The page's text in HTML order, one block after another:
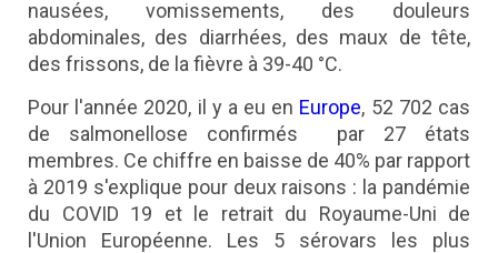
nausées, vomissements, des douleurs
abdominales, des diarrhées, des maux de tête,
des frissons, de la fièvre à 39-40 °C.
Pour l'année 2020, il y a eu en Europe, 52 702 cas
de salmonellose confirmés par 27 états
membres. Ce chiffre en baisse de 40% par rapport
à 2019 s'explique pour deux raisons : la pandémie
du COVID 19 et le retrait du Royaume-Uni de
l'Union Européenne. Les 5 sérovars les plus